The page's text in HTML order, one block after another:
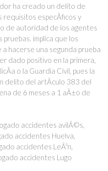
ha creado un delito de
requisitos especÃ­ficos y
de autoridad de los agentes
implica que los
hacerse una segunda prueba
dado positivo en la primera,
o la Guardia Civil, pues la
delito del artÃ­culo 383 del
de 6 meses a 1 aÃ±o de
accidentes avilÃ©s,
accidentes Huelva,
accidentes LeÃ³n,
accidentes Lugo